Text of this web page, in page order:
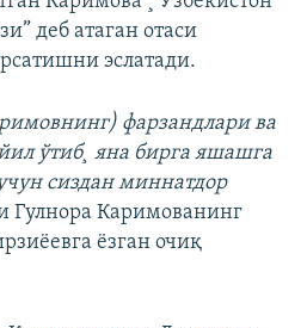
деб атаган отаси
эслатади.
фарзандлари ва
ўтиб¸ яна бирга яшашга
сиздан миннатдор
Гулнора Каримованинг
ëзган очиқ